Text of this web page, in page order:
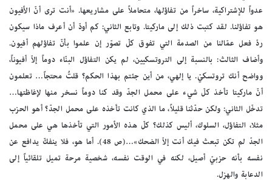
عدواً للإشتراكية، ساخراً من تفاؤلها، متحاملاً على مشاريعها. «أنت ترى أنّ الأفيون
هو تفاؤلنا. لقد كتبت ذلك إلى ماركيتا. وتابع الثاني: كم أودّ أن أعرف ماذا سيكون
ردّ فعل عمّالنا من الصدمة التي تفوق كلّ تصوّر إن علموا بأنّ تفاؤلهم أفيون.
وأضاف الثالث: بالنسبة إلى التروتسكيين، لم يكن التفاؤل البنّاء دوماً إلاّ أفيوناً،
وواضح أنك تروتسكيّ. يا إلهي، من أين جئتم بهذا الحكم؟ قلتُ محتجاً… تعلمون
أنّ ماركيتا تأخذ كلّ شيء على محمل الجدّ وقد كنا دوماً نسخر منها لإغاظتها…
تدخّل الثاني: ولكن حدّثنا قليلاً، ما الذي كانت تأخذه على محمل الجدّ؟ أهو الحزب
مثلا، التفاؤل، السلوك، أليس كذلك؟ كلّ هذه الأمور التي تأخذها هي على محمل
الجدّ لم تكن تبعث فيك أنت إلاّ الضحك»…(ص 48). أما هو، فلا ينفكّ يدافع عن
نفسه بأنه حزبيّ أصيل، لكنه في الوقت نفسه، شخصية مرحة تميل تلقائياً إلى
الدعابة والهزل.